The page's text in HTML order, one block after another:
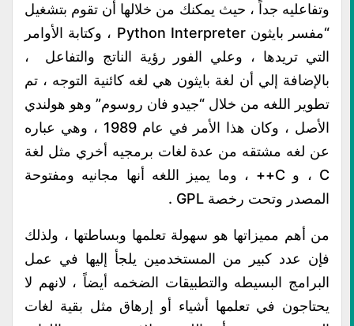
وتفاعليه جداً ، حيث يمكنك من خلالها أن تقوم بتشغيل
“مفسر بايثون Python Interpreter ، وكتابة الأوامر
التي تريدها ، وعلي الفور رؤية الناتج والتفاعل ،
بالإضافة إلي أن لغة بايثون هي لغه كائنية التوجه ، تم
تطوير اللغه من خلال “جيدو فان روسوم” وهو هولندي
الأصل ، وكان هذا الأمر في عام 1989 ، وهي عباره
عن لغه مشتقه من عدة لغات برمجيه أخري مثل لغة
C ، و C++ ، وما يميز اللغه أنها مجانيه ومفتوحة
المصدر وتحت رخصة GPL .
من أهم مميزاتها هو سهولة تعلمها وبساطتها ، ولذلك
فإن عدد كبير من المستخدمين يلجأ إليها في عمل
البرامج البسيطه والتطبيقات الضخمه أيضاً ، لانهم لا
يحتاجون في تعلمها أشياء أو إرهاق مثل بقية لغات